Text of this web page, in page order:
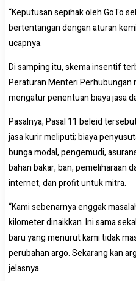
“Keputusan sepihak oleh GoTo
bertentangan dengan aturan
ucapnya.
Di samping itu, skema insentif
Peraturan Menteri Perhubungan
mengatur penentuan biaya jasa
Pasalnya, Pasal 11 beleid
jasa kurir meliputi; biaya
bunga modal, pengemudi,
bahan bakar, ban, pemeliharaan
internet, dan profit untuk mitra.
“Kami sebenarnya enggak
kilometer dinaikkan. Ini sama
baru yang menurut kami tidak
perubahan argo. Sekarang kan
jelasnya.